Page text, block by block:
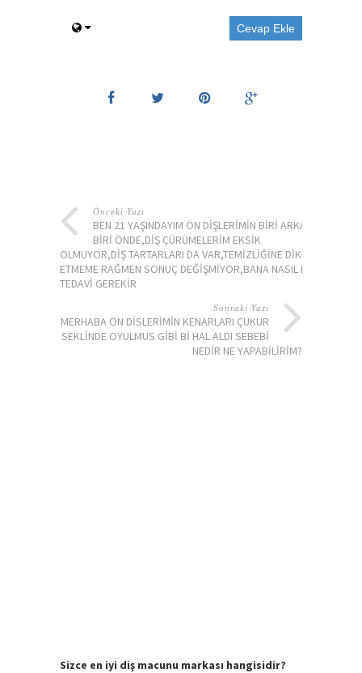
Önceki Yazı
BEN 21 YAŞINDAYIM ÖN DIŞLERIMIN BIRI ARKADA
BIRI ÖNDE,DIŞ ÇÜRÜMELERIM EKSIK
OLMUYOR,DIŞ TARTARLARI DA VAR,TEMIZLIĞINE DIKKAT
ETMEME RAĞMEN SONUÇ DEĞIŞMIYOR,BANA NASIL BIR
TEDAVI GEREKIR
Sonraki Yazı
MERHABA ÖN DISLERIMIN KENARLARI ÇUKUR
SEKLINDE OYULMUS GIBI BI HAL ALDI SEBEBI
NEDIR NE YAPABILIRIM?
Sizce en iyi diş macunu markası hangisidir?